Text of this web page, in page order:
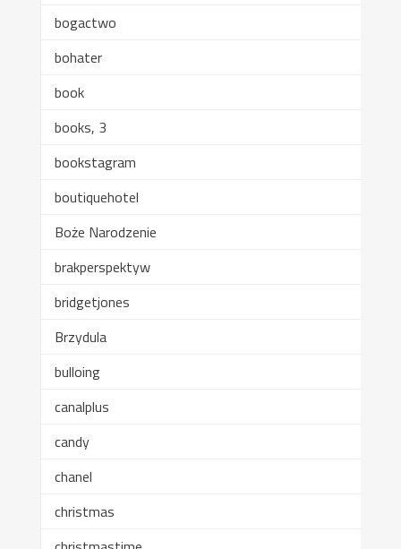
bogactwo
bohater
book
books, 3
bookstagram
boutiquehotel
Boże Narodzenie
brakperspektyw
bridgetjones
Brzydula
bulloing
canalplus
candy
chanel
christmas